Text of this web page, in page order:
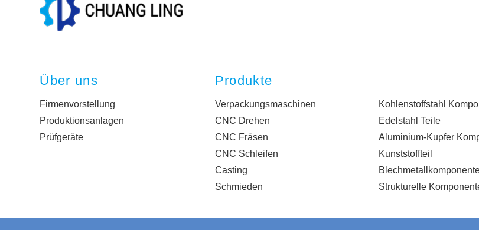
Über uns
Firmenvorstellung
Produktionsanlagen
Prüfgeräte
Produkte
Verpackungsmaschinen
CNC Drehen
CNC Fräsen
CNC Schleifen
Casting
Schmieden
Kohlenstoffstahl
Edelstahl Teile
Aluminium-Kupfer
Kunststoffteil
Strukturelle